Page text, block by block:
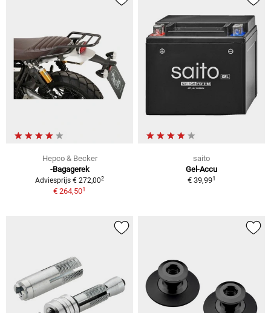
Hepco & Becker
-Bagagerek
Adviesprijs € 272,002
€ 264,501
saito
Gel-Accu
€ 39,991